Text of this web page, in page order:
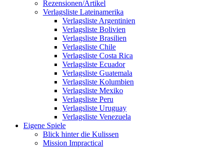
Rezensionen/Artikel
Verlagsliste Lateinamerika
Verlagsliste Argentinien
Verlagsliste Bolivien
Verlagsliste Brasilien
Verlagsliste Chile
Verlagsliste Costa Rica
Verlagsliste Ecuador
Verlagsliste Guatemala
Verlagsliste Kolumbien
Verlagsliste Mexiko
Verlagsliste Peru
Verlagsliste Uruguay
Verlagsliste Venezuela
Eigene Spiele
Blick hinter die Kulissen
Mission Impractical